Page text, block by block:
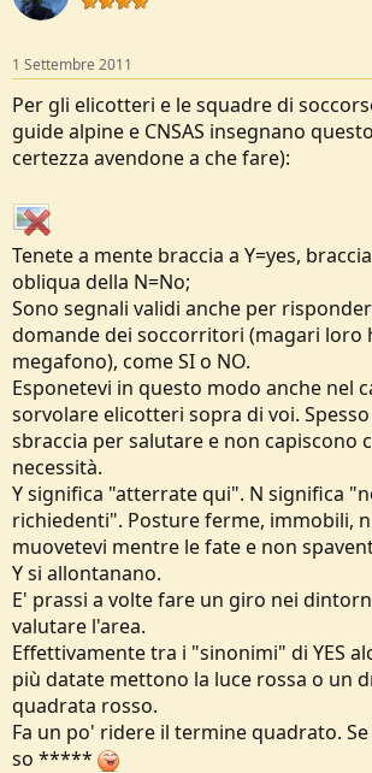
1 Settembre 2011
Per gli elicotteri e le squadre di
guide alpine e CNSAS insegnano
certezza avendone a che fare):
Tenete a mente braccia a Y=yes,
obliqua della N=No;
Sono segnali validi anche per
domande dei soccorritori (magari loro
megafono), come SI o NO.
Esponetevi in questo modo anche nel
sorvolare elicotteri sopra di voi.
sbraccia per salutare e non capiscono
necessità.
Y significa "atterrate qui". N significa
richiedenti". Posture ferme, immobili,
muovetevi mentre le fate e non
Y si allontanano.
E' prassi a volte fare un giro nei
valutare l'area.
Effettivamente tra i "sinonimi" di YES
più datate mettono la luce rossa o un
quadrata rosso.
Fa un po' ridere il termine quadrato.
so *****